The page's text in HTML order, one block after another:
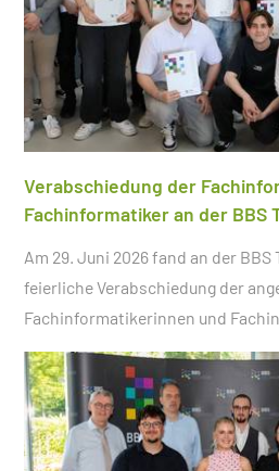
Verabschiedung der
Fachinformatiker an der BBS
Am 29. Juni 2026 fand an der
feierliche Verabschiedung der
Fachinformatikerinnen und